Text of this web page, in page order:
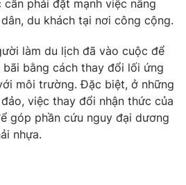
English
cần phải đặt mạnh việc nâng
du khách tại nơi công cộng.
làm du lịch đã vào cuộc để
bãi bằng cách thay đổi lối ứng
môi trường. Đặc biệt, ở những
việc thay đổi nhận thức của
góp phần cứu nguy đại dương
nhựa.